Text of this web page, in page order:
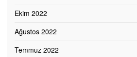
Ekim 2022
Ağustos 2022
Temmuz 2022